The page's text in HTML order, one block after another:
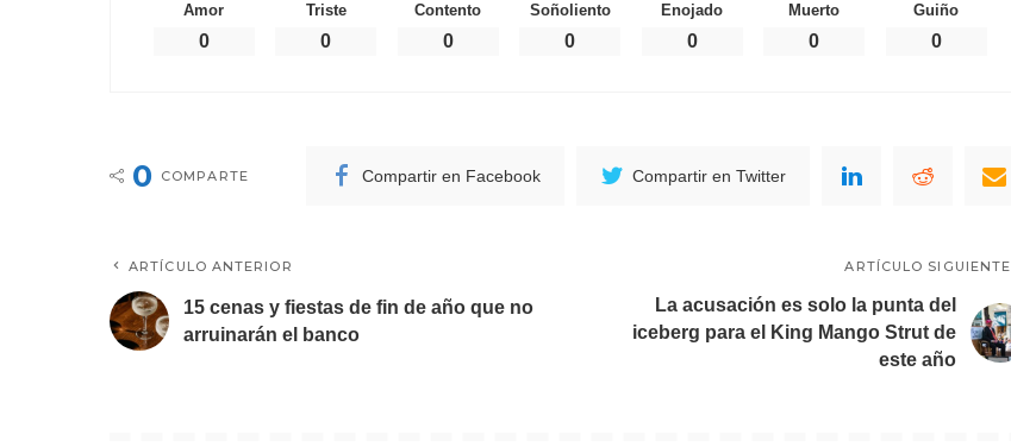
Amor
0
Triste
0
Contento
0
Soñoliento
0
Enojado
0
Muerto
0
Guiño
0
0 COMPARTE Compartir en Facebook Compartir en Twitter
ARTÍCULO ANTERIOR
15 cenas y fiestas de fin de año que no
arruinarán el banco
ARTÍCULO SIGUIENTE
La acusación es solo la punta del
iceberg para el King Mango Strut de
este año